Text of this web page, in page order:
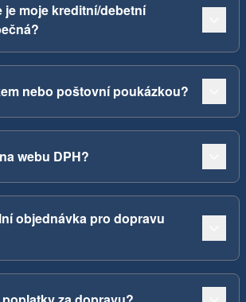
je moje kreditní/debetní
nebo poštovní poukázkou?
webu DPH?
objednávka pro dopravu